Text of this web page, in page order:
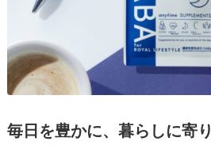
毎日を豊かに、暮らしに寄